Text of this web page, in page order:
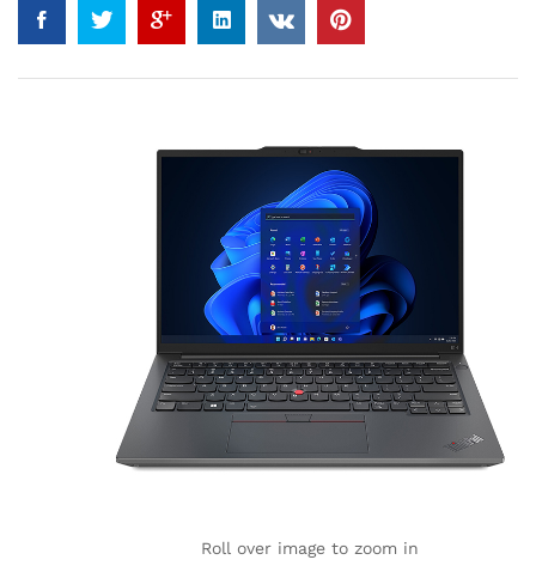
Roll over image to zoom in